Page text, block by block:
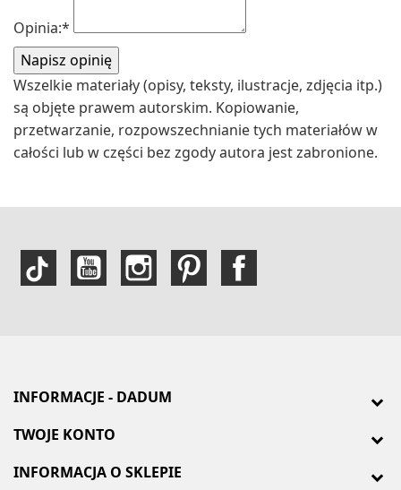
Opinia:*
Wszelkie materiały (opisy, teksty, ilustracje, zdjęcia itp.)
są objęte prawem autorskim. Kopiowanie,
przetwarzanie, rozpowszechnianie tych materiałów w
całości lub w części bez zgody autora jest zabronione.
INFORMACJE - DADUM
TWOJE KONTO
INFORMACJA O SKLEPIE